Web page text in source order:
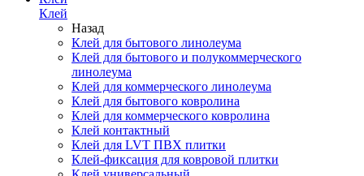
Клей
Назад
Клей для бытового линолеума
Клей для бытового и полукоммерческого
линолеума
Клей для коммерческого линолеума
Клей для бытового ковролина
Клей для коммерческого ковролина
Клей контактный
Клей для LVT ПВХ плитки
Клей-фиксация для ковровой плитки